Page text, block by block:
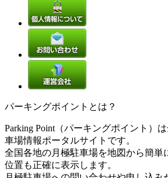
パーキングポイントとは？
Parking Point（パーキングポイント）
車場情報ポータルサイトです。
全国各地の月極駐車場を地図から簡単
位置も正確に表示します。